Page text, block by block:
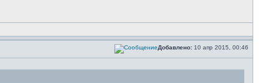
Добавлено: 10 апр 2015, 00:46